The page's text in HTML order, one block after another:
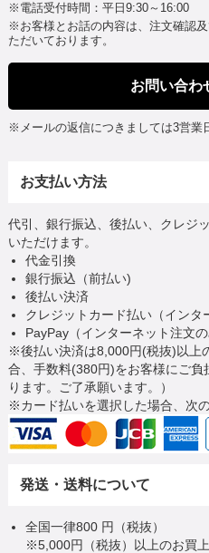
※電話受付時間：平日9:30～16:00
※お客様とお話の内容は、注文確認
ただいております。
お問い合わ
※メールの返信につきましては3営業
お支払い方法
代引、銀行振込、後払い、クレジ
いただけます。
代金引換
銀行振込（前払い)
後払い決済
クレジットカード払い（インタ
PayPay（インターネット注文の
※後払い決済は8,000円(税抜)以上
合、手数料(380円)をお客様にご
ります。ご了承願います。）
※カード払いを選択した場合、次
発送・送料について
全国一律800 円（税抜）
※5,000円（税抜）以上のお買